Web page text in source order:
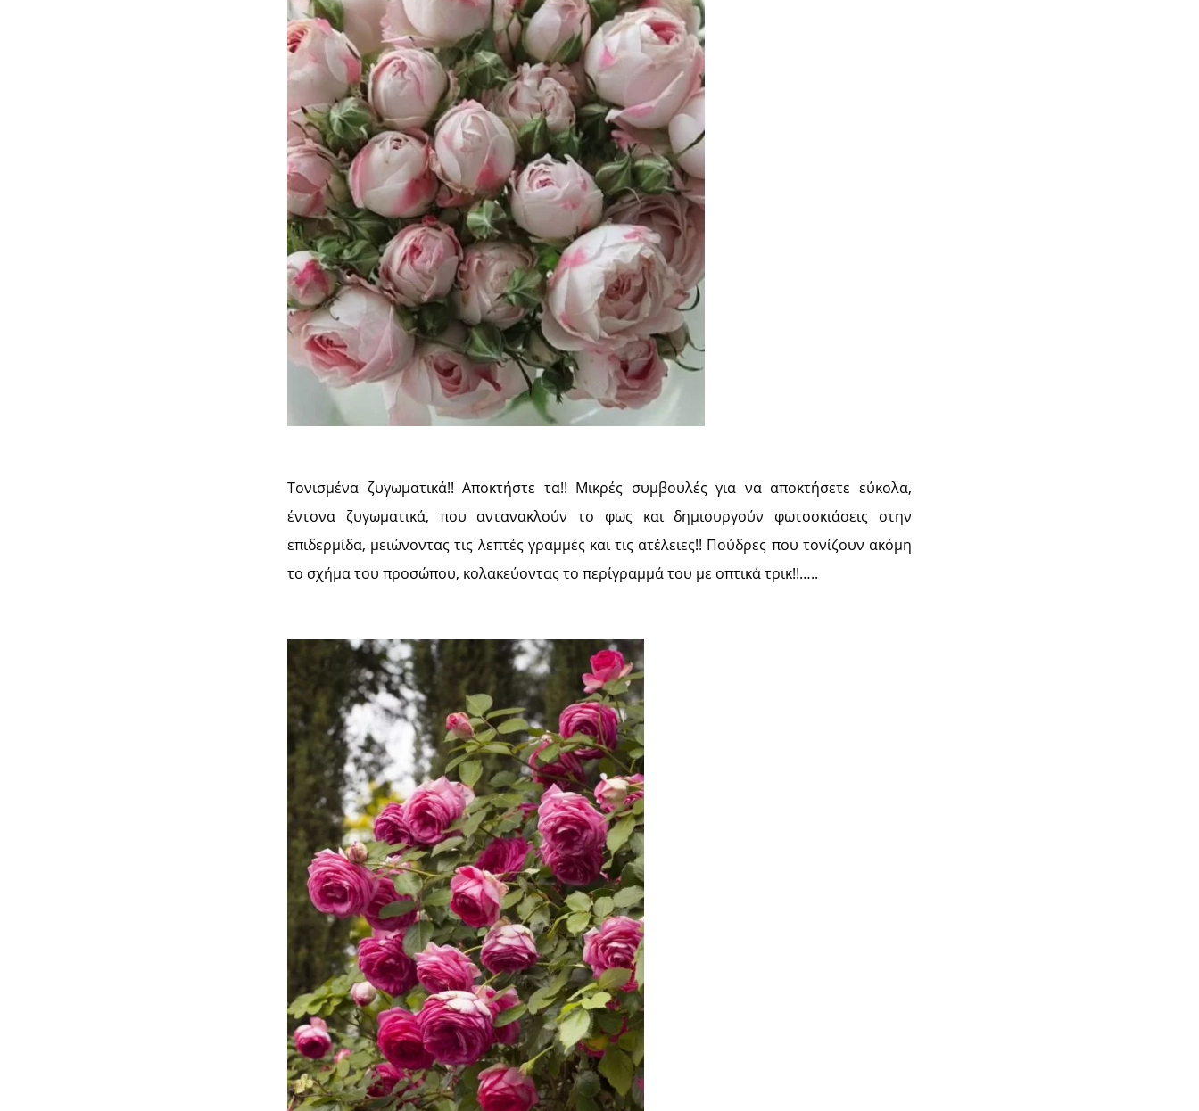
Τονισμένα ζυγωματικά!! Αποκτήστε τα!! Μικρές συμβουλές για να αποκτήσετε εύκολα,
έντονα ζυγωματικά, που αντανακλούν το φως και δημιουργούν φωτοσκιάσεις στην
επιδερμίδα, μειώνοντας τις λεπτές γραμμές και τις ατέλειες!! Πούδρες που τονίζουν ακόμη
το σχήμα του προσώπου, κολακεύοντας το περίγραμμά του με οπτικά τρικ!!…..